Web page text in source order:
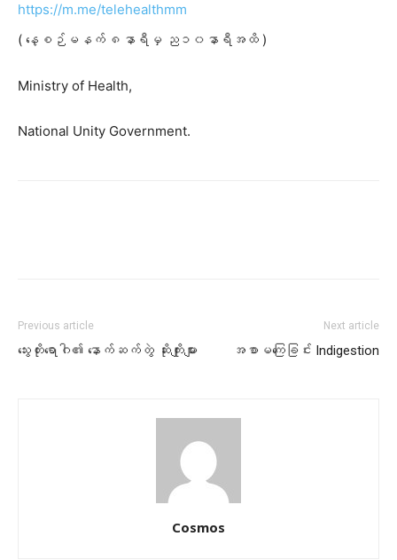
https://m.me/telehealthmm
( နေ့စဉ်မနက် ၈နာရီမှ ည၁၀နာရီအထိ )
Ministry of Health,
National Unity Government.
Previous article
သွေးတိုးရောဂါ၏ နောက်ဆက်တွဲ ဆိုးကျိုးများ
Next article
အစာမကြေခြင်း Indigestion
Cosmos